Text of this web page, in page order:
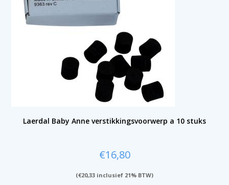
Laerdal Baby Anne verstikkingsvoorwerp a 10 stuks
€16,80
(€20,33 inclusief 21% BTW)